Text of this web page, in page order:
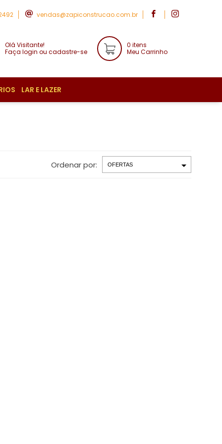
vendas@zapiconstrucao.com.br
Olá Visitante!
Faça login ou cadastre-se
0 itens
Meu Carrinho
LAR E LAZER
Ordenar por: